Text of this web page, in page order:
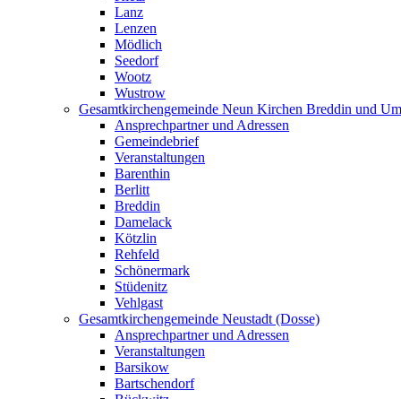
Lanz
Lenzen
Mödlich
Seedorf
Wootz
Wustrow
Gesamtkirchengemeinde Neun Kirchen Breddin und
Ansprechpartner und Adressen
Gemeindebrief
Veranstaltungen
Barenthin
Berlitt
Breddin
Damelack
Kötzlin
Rehfeld
Schönermark
Stüdenitz
Vehlgast
Gesamtkirchengemeinde Neustadt (Dosse)
Ansprechpartner und Adressen
Veranstaltungen
Barsikow
Bartschendorf